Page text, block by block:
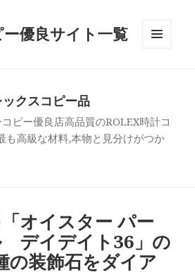
優良サイト一覧
ックスコピー品
ピー優良店高品質のROLEX時計コ
も高級な材料,本物と見分けがつか
オイスター パー
デイデイト36」の
の装飾石をダイア